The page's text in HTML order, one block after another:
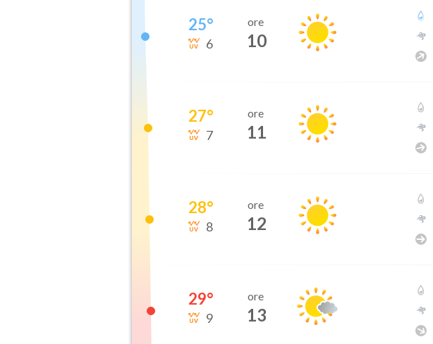
25°
6
ore
10
27°
7
ore
11
28°
8
ore
12
29°
9
ore
13